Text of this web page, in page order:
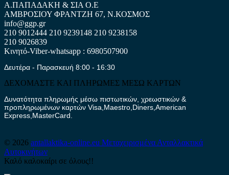
Α.ΠΑΠΑΔΑΚΗ & ΣΙΑ Ο.Ε
ΑΜΒΡΟΣΙΟΥ ΦΡΑΝΤΖΗ 67, Ν.ΚΟΣΜΟΣ
info@ggp.gr
210 9012444 210 9239148 210 9238158
210 9026839
Κινητό-Viber-whatsapp : 6980507900
Δευτέρα - Παρασκευή 8:00 - 16:30
ΔΕΧΟΜΑΣΤΕ ΚΑΙ ΠΛΗΡΩΜΕΣ ΜΕΣΩ ΚΑΡΤΩΝ
Δυνατότητα πληρωμής μέσω πιστωτικών, χρεωστικών &
προπληρωμένων καρτών Visa,Maestro,Diners,American
Express,MasterCard.
© 2026 antallaktika-online.eu Μεταχειρισμένα Ανταλλακτικά
Αυτοκινήτων
Καλό καλοκαίρι σε όλους!!